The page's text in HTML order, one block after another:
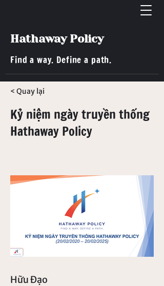
Hathaway Policy
Find a way. Define a path.
< Quay lại
Kỷ niệm ngày truyền thống
Hathaway Policy
Hữu Đạo